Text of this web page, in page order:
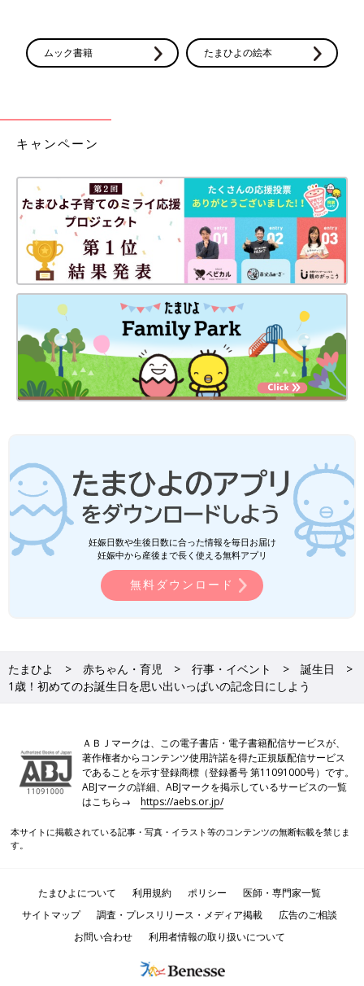
ムック書籍 たまひよの絵本
キャンペーン
妊娠日数や生後日数に合った情報を毎日お届け
妊娠中から産後まで長く使える無料アプリ
無料ダウンロード
たまひよ 赤ちゃん・育児 行事・イベント
誕生日
1歳！初めてのお誕生日を思い出いっぱいの記念日にしよう
ＡＢＪマークは、この電子書店・電子書籍配信サービスが、
著作権者からコンテンツ使用許諾を得た正規版配信サービス
であることを示す登録商標（登録番号 第11091000号）です。
ABJマークの詳細、ABJマークを掲示しているサービスの一覧
はこちら→https://aebs.or.jp/
本サイトに掲載されている記事・写真・イラスト等のコンテンツの無断転載を禁じま
す。
たまひよについて 利用規約 ポリシー
医師・専門家一覧
サイトマップ
調査・プレスリリース・メディア掲載
広告のご相談
お問い合わせ
利用者情報の取り扱いについて